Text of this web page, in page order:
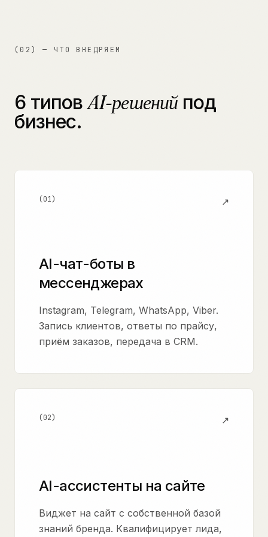
(02) — ЧТО ВНЕДРЯЕМ
6 типовAI-решенийпод
бизнес.
(01) ↗
AI-чат-боты в
мессенджерах
Instagram, Telegram, WhatsApp, Viber.
Запись клиентов, ответы по прайсу,
приём заказов, передача в CRM.
(02) ↗
AI-ассистенты на сайте
Виджет на сайт с собственной базой
знаний бренда. Квалифицирует лида,